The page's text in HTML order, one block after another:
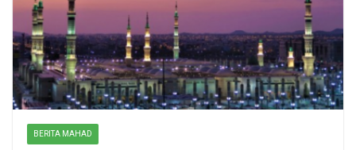
BERITA MAHAD